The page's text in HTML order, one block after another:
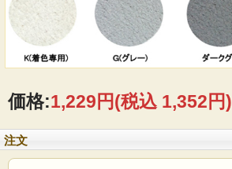
価格:1,229円(税込 1,352円)
注文